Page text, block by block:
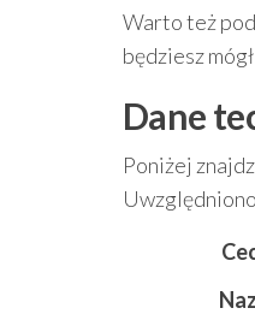
Warto też
będziesz
Dane
Poniżej